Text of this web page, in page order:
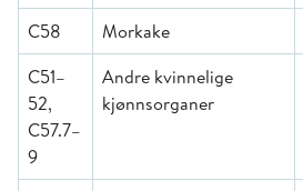
C58
Morkake
C51–
52,
C57.7–
9
Andre kvinnelige
kjønnsorganer